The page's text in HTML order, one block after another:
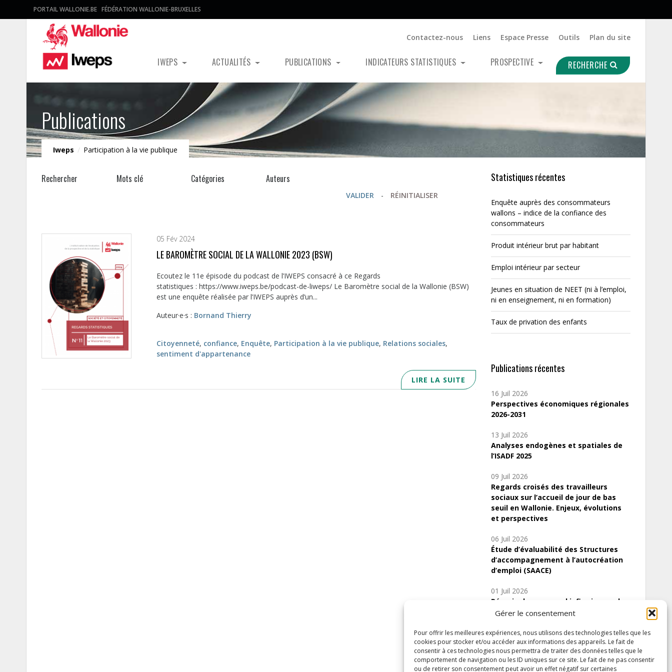
Gérer le consentement
Pour offrir les meilleures expériences, nous utilisons des technologies telles que les
cookies pour stocker et/ou accéder aux informations des appareils. Le fait de
consentir à ces technologies nous permettra de traiter des données telles que le
comportement de navigation ou les ID uniques sur ce site. Le fait de ne pas consentir
ou de retirer son consentement peut avoir un effet négatif sur certaines
PORTAIL WALLONIE.BE FÉDÉRATION WALLONIE-BRUXELLES
Contactez-nous Liens Espace Presse Outils Plan du site
IWEPS ACTUALITÉS PUBLICATIONS INDICATEURS STATISTIQUES PROSPECTIVE RECHERCHE
Publications
Iweps / Participation à la vie publique
Rechercher Mots clé Catégories Auteurs
VALIDER - RÉINITIALISER
05 Fév 2024
LE BAROMÈTRE SOCIAL DE LA WALLONIE 2023 (BSW)
Ecoutez le 11e épisode du podcast de l’IWEPS consacré à ce Regards
statistiques : https://www.iweps.be/podcast-de-liweps/ Le Baromètre social de la Wallonie (BSW)
est une enquête réalisée par l’IWEPS auprès d’un...
Auteur·e·s : Bornand Thierry
Citoyenneté, confiance, Enquête, Participation à la vie publique, Relations sociales,
sentiment d'appartenance
LIRE LA SUITE
Statistiques récentes
Enquête auprès des consommateurs
wallons – indice de la confiance des
consommateurs
Produit intérieur brut par habitant
Emploi intérieur par secteur
Jeunes en situation de NEET (ni à l’emploi,
ni en enseignement, ni en formation)
Taux de privation des enfants
Publications récentes
16 Juil 2026
Perspectives économiques régionales
2026-2031
13 Juil 2026
Analyses endogènes et spatiales de
l’ISADF 2025
09 Juil 2026
Regards croisés des travailleurs
sociaux sur l’accueil de jour de bas
seuil en Wallonie. Enjeux, évolutions
et perspectives
06 Juil 2026
Étude d’évaluabilité des Structures
d’accompagnement à l’autocréation
d’emploi (SAACE)
01 Juil 2026
Pénurie du personnel infirmier :quels
indicateurs d’offre de soins pour
Inscrivez-vous à notre newsletter